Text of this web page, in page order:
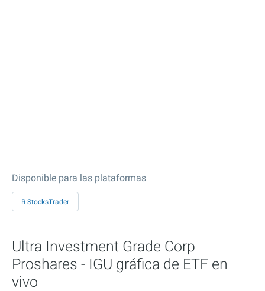
Disponible para las plataformas
R StocksTrader
Ultra Investment Grade Corp
Proshares - IGU gráfica de ETF en
vivo